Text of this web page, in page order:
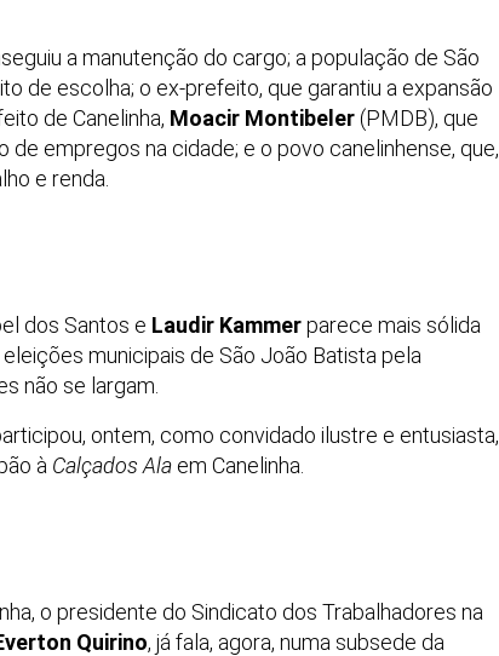
a manutenção do cargo; a população de São
de escolha; o ex-prefeito, que garantiu a expansão
de Canelinha, Moacir Montibeler (PMDB), que
empregos na cidade; e o povo canelinhense, que,
e renda.
dos Santos e Laudir Kammerparece mais sólida
municipais de São João Batista pela
não se largam.
ontem, como convidado ilustre e entusiasta,
à Calçados Ala em Canelinha.
o presidente do Sindicato dos Trabalhadores na
Quirino, já fala, agora, numa subsede da